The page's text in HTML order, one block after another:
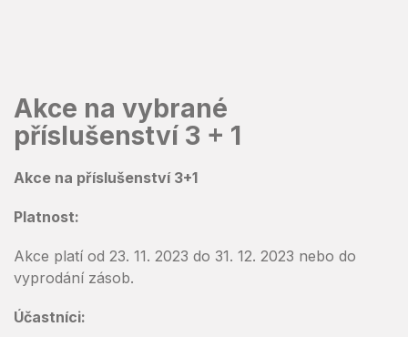
Akce na vybrané
příslušenství 3 + 1
Akce na příslušenství 3+1
Platnost:
Akce platí od 23. 11. 2023 do 31. 12. 2023 nebo do
vyprodání zásob.
Účastníci: